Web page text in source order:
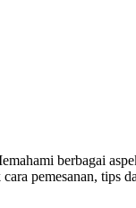
berbagai
cara pemesanan, tips